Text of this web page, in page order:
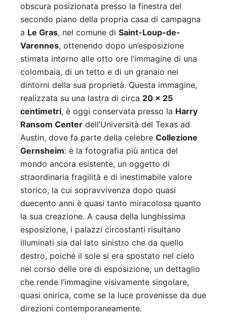
obscura posizionata presso la finestra del
secondo piano della propria casa di campagna
a Le Gras, nel comune di Saint-Loup-de-
Varennes, ottenendo dopo un’esposizione
stimata intorno alle otto ore l’immagine di una
colombaia, di un tetto e di un granaio nei
dintorni della sua proprietà. Questa immagine,
realizzata su una lastra di circa 20 × 25
centimetri, è oggi conservata presso la Harry
Ransom Center dell’Università del Texas ad
Austin, dove fa parte della celebre Collezione
Gernsheim: è la fotografia più antica del
mondo ancora esistente, un oggetto di
straordinaria fragilità e di inestimabile valore
storico, la cui sopravvivenza dopo quasi
duecento anni è quasi tanto miracolosa quanto
la sua creazione. A causa della lunghissima
esposizione, i palazzi circostanti risultano
illuminati sia dal lato sinistro che da quello
destro, poiché il sole si era spostato nel cielo
nel corso delle ore di esposizione; un dettaglio
che rende l’immagine visivamente singolare,
quasi onirica, come se la luce provenisse da due
direzioni contemporaneamente.